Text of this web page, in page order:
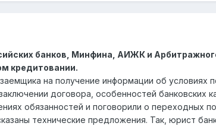
банков, Минфина, АИЖК и
кредитовании.
на получение информации об условиях
договора, особенностей банковских
обязанностей и поговорили о переходных
технические предложения. Так, юрист